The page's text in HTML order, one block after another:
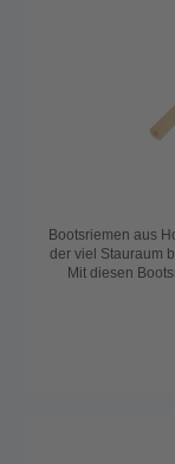
Bootsriemen aus Holz ohne
der viel Stauraum
Mit diesen